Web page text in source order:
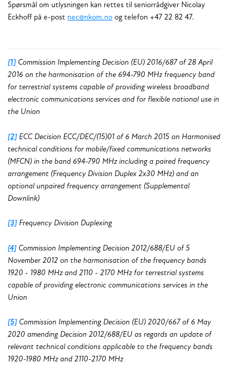
Spørsmål om utlysningen kan rettes til seniorrådgiver Nicolay
Eckhoff på e-post nec@nkom.no og telefon +47 22 82 47.
[1] Commission Implementing Decision (EU) 2016/687 of 28 April
2016 on the harmonisation of the 694-790 MHz frequency band
for terrestrial systems capable of providing wireless broadband
electronic communications services and for flexible national use in
the Union
[2] ECC Decision ECC/DEC/(15)01 of 6 March 2015 on Harmonised
technical conditions for mobile/fixed communications networks
(MFCN) in the band 694-790 MHz including a paired frequency
arrangement (Frequency Division Duplex 2x30 MHz) and an
optional unpaired frequency arrangement (Supplemental
Downlink)
[3] Frequency Division Duplexing
[4] Commission Implementing Decision 2012/688/EU of 5
November 2012 on the harmonisation of the frequency bands
1920 - 1980 MHz and 2110 - 2170 MHz for terrestrial systems
capable of providing electronic communications services in the
Union
[5] Commission Implementing Decision (EU) 2020/667 of 6 May
2020 amending Decision 2012/688/EU as regards an update of
relevant technical conditions applicable to the frequency bands
1920-1980 MHz and 2110-2170 MHz